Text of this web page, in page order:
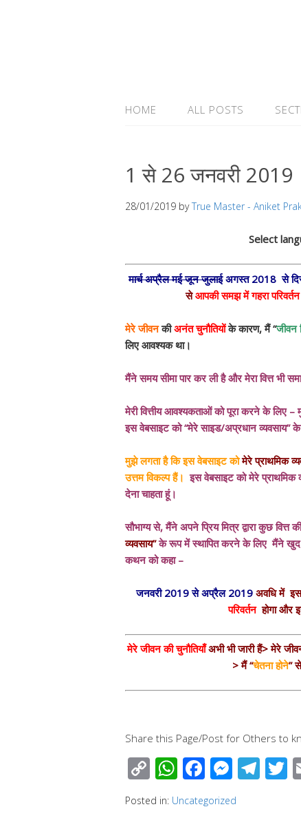
HOME ALL POSTS
1 से 26 जनवरी 2019
28/01/2019 byTrue Master - Aniket
Select
मार्च अप्रैल मई जून जुलाईअगस्त 2018 से
सेआपकी समझ में गहरा परिवर्तन
मेरे जीवनकीअनंत चुनौतियोंके कारण, मैं “जीवन
लिए आवश्यक था।
मैंने समय सीमा पार कर ली है और मेरा वित्त भी
मेरी वित्तीय आवश्यकताओं को पूरा करने के लिए –
इस वेबसाइट को “मेरे साइड/अप्रधान व्यवसाय”
मुझे लगता है कि इस वेबसाइट कोमेरे प्राथमिक
उत्तम विकल्प हैं।इस वेबसाइट को मेरे
देना चाहता हूं।
सौभाग्य से, मैंने अपने प्रिय मित्र द्वारा कुछ
व्यवसाय”के रूप में स्थापित करने के लिए मैंने खुद
कथन को कहा –
जनवरी 2019 से अप्रैल 2019 अवधि में
परिवर्तनहोगा और
मेरे जीवन की चुनौतियाँअभी भी जारी हैं> मेरे
> मैं “चेतना होने”
Share this Page/Post for Others to
C
o
p
W
h
at
F
ac
e
M
e
ss
T
el
T
Posted in: Uncategorized